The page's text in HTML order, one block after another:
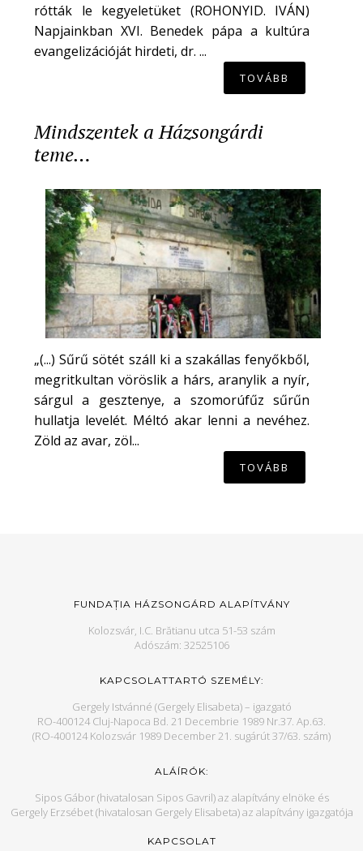
rótták le kegyeletüket (ROHONYID. IVÁN)
Napjainkban XVI. Benedek pápa a kultúra
evangelizációját hirdeti, dr. ...
TOVÁBB
Mindszentek a Házsongárdi
teme…
„(...) Sűrű sötét száll ki a szakállas fenyőkből,
megritkultan vöröslik a hárs, aranylik a nyír,
sárgul a gesztenye, a szomorúfűz sűrűn
hullatja levelét. Méltó akar lenni a nevéhez.
Zöld az avar, zöl...
TOVÁBB
FUNDAȚIA HÁZSONGÁRD ALAPÍTVÁNY
Kolozsvár, I.C. Brătianu utca 51-53 szám
Adószám: 32525106
KAPCSOLATTARTÓ SZEMÉLY:
Gergely Istvánné (Gergely Elisabeta) – igazgató
RO-400124 Cluj-Napoca Bd. 21 Decembrie 1989 Nr.37. Ap.63.
(RO-400124 Kolozsvár 1989 December 21. sugárút 37/63. szám)
ALÁÍRÓK:
Sipos Gábor (hivatalosan Sipos Gavril) az alapítvány elnöke és
Gergely Erzsébet (hivatalosan Gergely Elisabeta) az alapítvány igazgatója
KAPCSOLAT